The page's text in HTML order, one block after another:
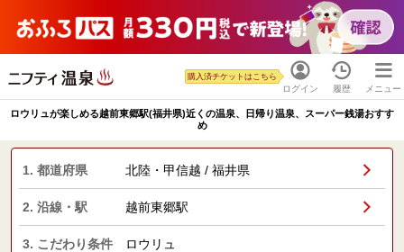
ログイン
購入済チケットはこちら
履歴 メニュー
ロウリュが楽しめる越前東郷駅(福井県)近くの温泉、日帰り温泉、スーパー銭湯おすす
め
1. 都道府県 北陸・甲信越 / 福井県
2. 沿線・駅 越前東郷駅
3. こだわり条件 ロウリュ